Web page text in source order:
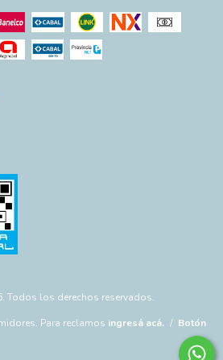
Todos los derechos reservados.
Para reclamos ingresá acá. / Botón